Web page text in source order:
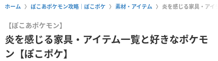
ホーム ぽこあポケモン攻略｜ぽこポケ 素材・アイテム 炎を感じる家具・ア
【ぽこあポケモン】
炎を感じる家具・アイテム一覧と好きなポケモ
ン【ぽこポケ】